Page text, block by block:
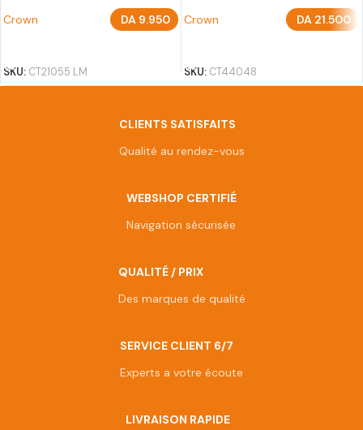
Crown DA 9.950
SKU: CT21055 LM
Crown DA 21.500
SKU: CT44048
CLIENTS SATISFAITS
Qualité au rendez-vous
WEBSHOP CERTIFIÉ
Navigation sécurisée
QUALITÉ / PRIX
Des marques de qualité
SERVICE CLIENT 6/7
Experts a votre écoute
LIVRAISON RAPIDE